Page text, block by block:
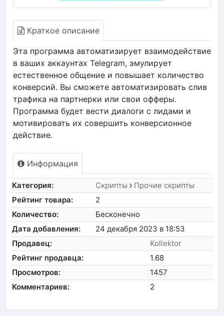
Краткое описание
Эта программа автоматизирует взаимодействие
в ваших аккаунтах Telegram, эмулирует
естественное общение и повышает количество
конверсий. Вы сможете автоматизировать слив
трафика на партнерки или свои офферы.
Программа будет вести диалоги с лидами и
мотивировать их совершить конверсионное
действие.
Информация
Категория: Скрипты
Прочие скрипты
Рейтинг товара:
2
Количество:
Бесконечно
Дата добавления:
24 декабря 2023 в 18:53
Продавец:
Kollektor
Рейтинг продавца:
1.68
Просмотров:
1457
Комментариев:
2